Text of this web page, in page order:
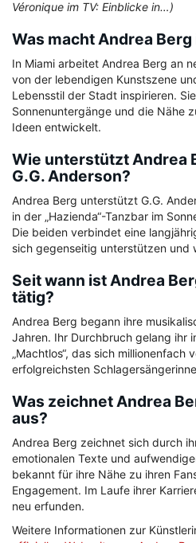
Véronique im TV: Einblicke in…)
Was macht Andrea Berg
In Miami arbeitet Andrea Berg an
von der lebendigen Kunstszene
Lebensstil der Stadt inspirieren.
Sonnenuntergänge und die Nähe
Ideen entwickelt.
Wie unterstützt Andrea
G.G. Anderson?
Andrea Berg unterstützt G.G.
in der „Hazienda“-Tanzbar im
Die beiden verbindet eine
sich gegenseitig unterstützen und
Seit wann ist Andrea
tätig?
Andrea Berg begann ihre
Jahren. Ihr Durchbruch gelang ihr
„Machtlos“, das sich
erfolgreichsten
Was zeichnet Andrea
aus?
Andrea Berg zeichnet sich durch
emotionalen Texte und
bekannt für ihre Nähe zu ihren
Engagement. Im Laufe ihrer
neu erfunden.
Weitere Informationen zur